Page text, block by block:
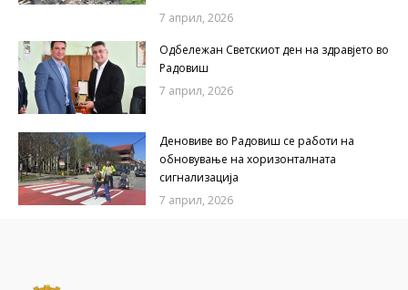
7 април, 2026
Одбележан Светскиот ден на здравјето во
Радовиш
7 април, 2026
Деновиве во Радовиш се работи на
обновување на хоризонталната
сигнализација
7 април, 2026